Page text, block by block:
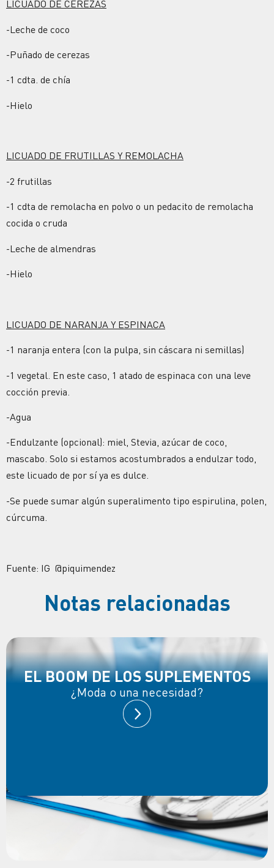
LICUADO DE CEREZAS
-Leche de coco
-Puñado de cerezas
-1 cdta. de chía
-Hielo
LICUADO DE FRUTILLAS Y REMOLACHA
-2 frutillas
-1 cdta de remolacha en polvo o un pedacito de remolacha
cocida o cruda
-Leche de almendras
-Hielo
LICUADO DE NARANJA Y ESPINACA
-1 naranja entera (con la pulpa, sin cáscara ni semillas)
-1 vegetal. En este caso, 1 atado de espinaca con una leve
cocción previa.
-Agua
-Endulzante (opcional): miel, Stevia, azúcar de coco,
mascabo. Solo si estamos acostumbrados a endulzar todo,
este licuado de por sí ya es dulce.
-Se puede sumar algún superalimento tipo espirulina, polen,
cúrcuma.
Fuente: IG @piquimendez
Notas relacionadas
EL BOOM DE LOS SUPLEMENTOS
¿Moda o una necesidad?